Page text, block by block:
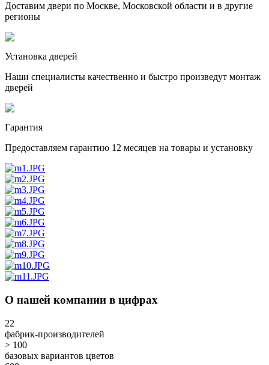
Доставим двери по Москве, Московской области и в другие
регионы
Установка дверей
Наши специалисты качественно и быстро произведут монтаж
дверей
Гарантия
Предоставляем гарантию 12 месяцев на товары и установку
О нашей компании в цифрах
22
фабрик-производителей
> 100
базовых вариантов цветов